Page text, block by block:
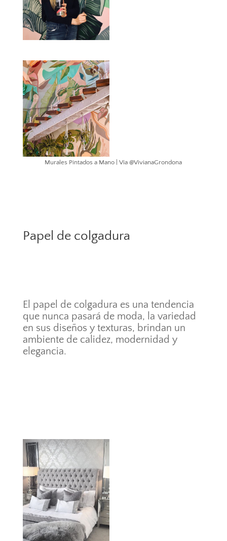
Murales Pintados a Mano | Vía @VivianaGrondona
Papel de colgadura
El papel de colgadura es una tendencia
que nunca pasará de moda, la variedad
en sus diseños y texturas, brindan un
ambiente de calidez, modernidad y
elegancia.